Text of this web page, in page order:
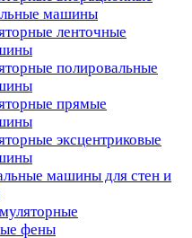
машины
ленточные
полировальные
прямые
эксцентриковые
машины для стен и
фены